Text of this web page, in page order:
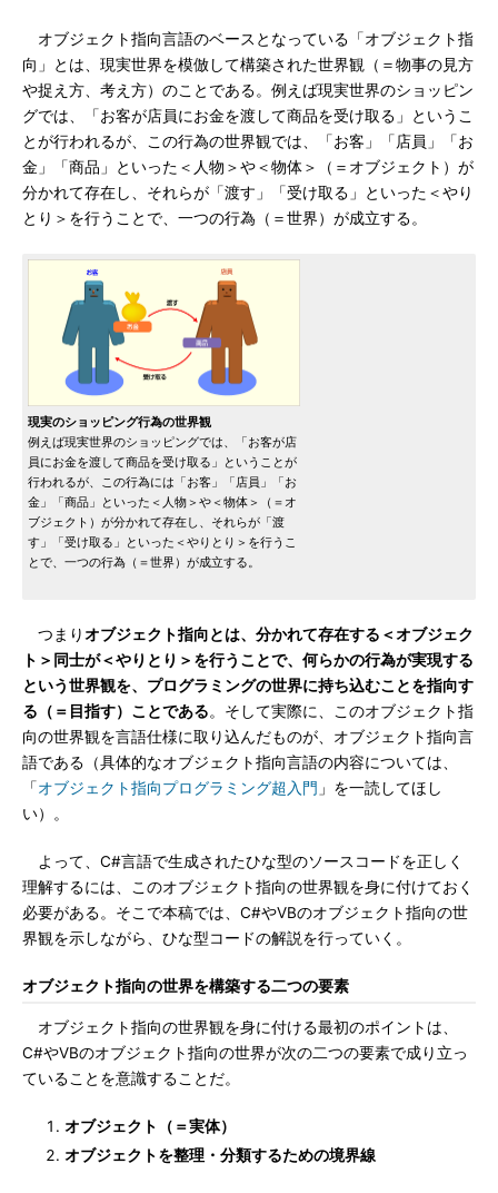
オブジェクト指向言語のベースとなっている「オブジェクト指
向」とは、現実世界を模倣して構築された世界観（＝物事の見方
や捉え方、考え方）のことである。例えば現実世界のショッピン
グでは、「お客が店員にお金を渡して商品を受け取る」というこ
とが行われるが、この行為の世界観では、「お客」「店員」「お
金」「商品」といった＜人物＞や＜物体＞（＝オブジェクト）が
分かれて存在し、それらが「渡す」「受け取る」といった＜やり
とり＞を行うことで、一つの行為（＝世界）が成立する。
現実のショッピング行為の世界観
例えば現実世界のショッピングでは、「お客が店
員にお金を渡して商品を受け取る」ということが
行われるが、この行為には「お客」「店員」「お
金」「商品」といった＜人物＞や＜物体＞（＝オ
ブジェクト）が分かれて存在し、それらが「渡
す」「受け取る」といった＜やりとり＞を行うこ
とで、一つの行為（＝世界）が成立する。
つまりオブジェクト指向とは、分かれて存在する＜オブジェク
ト＞同士が＜やりとり＞を行うことで、何らかの行為が実現する
という世界観を、プログラミングの世界に持ち込むことを指向す
る（＝目指す）ことである。そして実際に、このオブジェクト指
向の世界観を言語仕様に取り込んだものが、オブジェクト指向言
語である（具体的なオブジェクト指向言語の内容については、
「オブジェクト指向プログラミング超入門 」を一読してほし
い）。
よって、C#言語で生成されたひな型のソースコードを正しく
理解するには、このオブジェクト指向の世界観を身に付けておく
必要がある。そこで本稿では、C#やVBのオブジェクト指向の世
界観を示しながら、ひな型コードの解説を行っていく。
オブジェクト指向の世界を構築する二つの要素
オブジェクト指向の世界観を身に付ける最初のポイントは、
C#やVBのオブジェクト指向の世界が次の二つの要素で成り立っ
ていることを意識することだ。
オブジェクト（＝実体）
オブジェクトを整理・分類するための境界線